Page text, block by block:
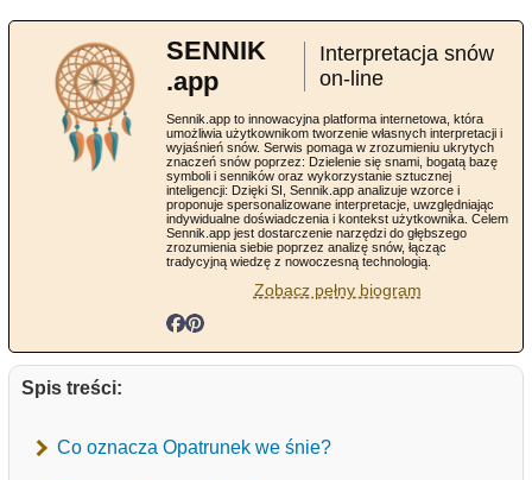
SENNIK
.app
Interpretacja snów
on-line
Sennik.app to innowacyjna platforma internetowa, która
umożliwia użytkownikom tworzenie własnych interpretacji i
wyjaśnień snów. Serwis pomaga w zrozumieniu ukrytych
znaczeń snów poprzez: Dzielenie się snami, bogatą bazę
symboli i senników oraz wykorzystanie sztucznej
inteligencji: Dzięki SI, Sennik.app analizuje wzorce i
proponuje spersonalizowane interpretacje, uwzględniając
indywidualne doświadczenia i kontekst użytkownika. Celem
Sennik.app jest dostarczenie narzędzi do głębszego
zrozumienia siebie poprzez analizę snów, łącząc
tradycyjną wiedzę z nowoczesną technologią.
Zobacz pełny biogram
Spis treści:
Co oznacza Opatrunek we śnie?